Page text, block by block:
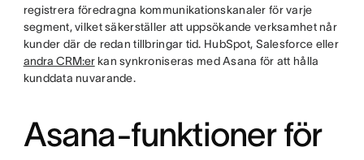
registrera föredragna kommunikationskanaler för varje
segment, vilket säkerställer att uppsökande verksamhet når
kunder där de redan tillbringar tid. HubSpot, Salesforce eller
andra CRM:erkan synkroniseras med Asana för att hålla
kunddata nuvarande.
Asana-funktioner för